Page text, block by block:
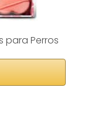
para Perros